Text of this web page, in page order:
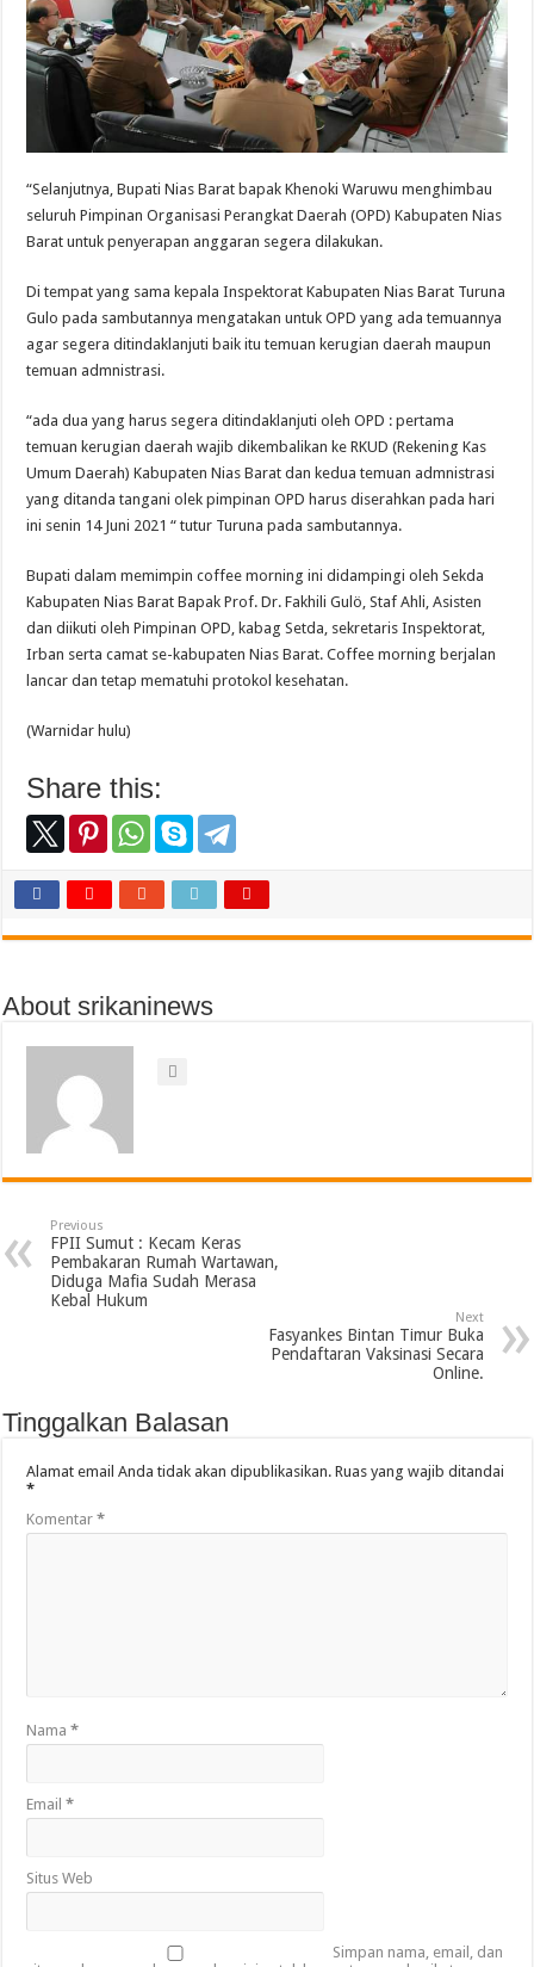
“Selanjutnya, Bupati Nias Barat bapak Khenoki Waruwu menghimbau
seluruh Pimpinan Organisasi Perangkat Daerah (OPD) Kabupaten Nias
Barat untuk penyerapan anggaran segera dilakukan.
Di tempat yang sama kepala Inspektorat Kabupaten Nias Barat Turuna
Gulo pada sambutannya mengatakan untuk OPD yang ada temuannya
agar segera ditindaklanjuti baik itu temuan kerugian daerah maupun
temuan admnistrasi.
“ada dua yang harus segera ditindaklanjuti oleh OPD : pertama
temuan kerugian daerah wajib dikembalikan ke RKUD (Rekening Kas
Umum Daerah) Kabupaten Nias Barat dan kedua temuan admnistrasi
yang ditanda tangani olek pimpinan OPD harus diserahkan pada hari
ini senin 14 Juni 2021 “ tutur Turuna pada sambutannya.
Bupati dalam memimpin coffee morning ini didampingi oleh Sekda
Kabupaten Nias Barat Bapak Prof. Dr. Fakhili Gulö, Staf Ahli, Asisten
dan diikuti oleh Pimpinan OPD, kabag Setda, sekretaris Inspektorat,
Irban serta camat se-kabupaten Nias Barat. Coffee morning berjalan
lancar dan tetap mematuhi protokol kesehatan.
(Warnidar hulu)
Share this:
About srikaninews
Previous
FPII Sumut : Kecam Keras
Pembakaran Rumah Wartawan,
Diduga Mafia Sudah Merasa
Kebal Hukum
Next
Fasyankes Bintan Timur Buka
Pendaftaran Vaksinasi Secara
Online.
Tinggalkan Balasan
Alamat email Anda tidak akan dipublikasikan. Ruas yang wajib ditandai
*
Komentar*
Nama*
Email*
Situs Web
Simpan nama, email, dan